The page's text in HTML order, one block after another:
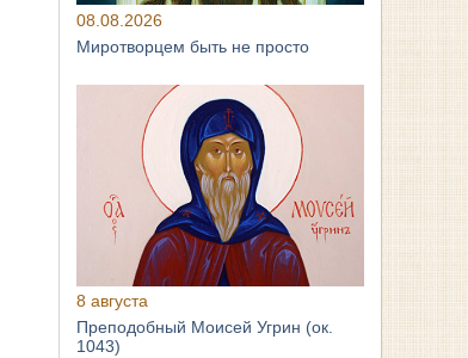
08.08.2026
Миротворцем быть не просто
8 августа
Преподобный Моисей Угрин (ок.
1043)